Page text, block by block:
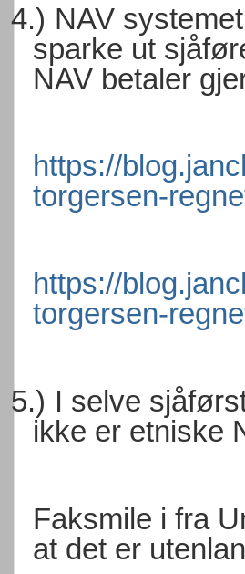
4.) NAV
sparke ut
NAV betaler
https://
torgersen-
https://
torgersen-
5.) I selve
ikke er etniske
Faksmile i fra
at det er